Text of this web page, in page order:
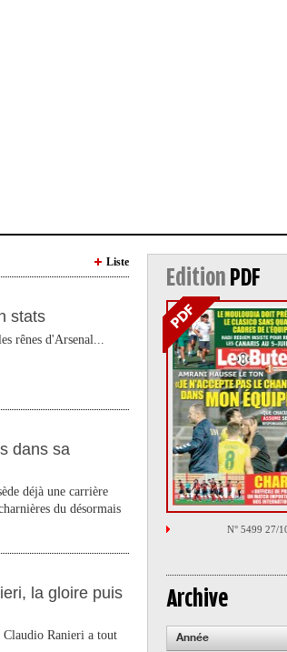
Liste
stats
rênes d'Arsenal...
dans sa
déjà une carrière
du désormais
la gloire puis
Claudio Ranieri a tout
Edition PDF
N° 5499 27/
Archive
Année